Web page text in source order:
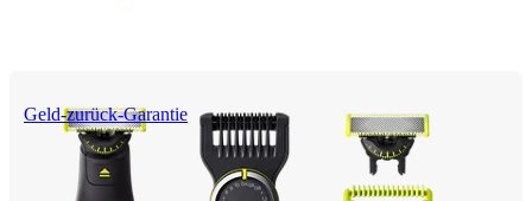
Geld-zurück-Garantie